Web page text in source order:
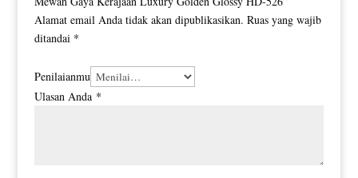
Alamat email Anda tidak akan dipublikasikan. Ruas yang wajib
ditandai *
Penilaianmu
Ulasan Anda *